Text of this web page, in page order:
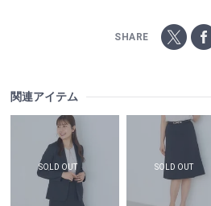
SHARE
関連アイテム